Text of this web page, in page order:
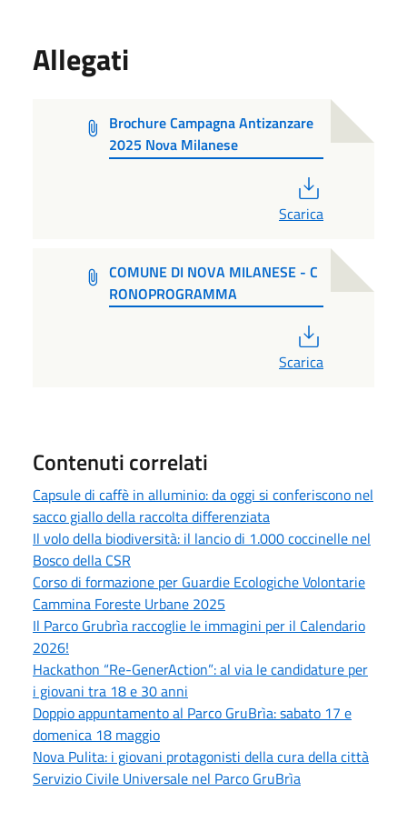
Allegati
Brochure Campagna Antizanzare
2025 Nova Milanese
Scarica
COMUNE DI NOVA MILANESE - C
RONOPROGRAMMA
Scarica
Contenuti correlati
Capsule di caffè in alluminio: da oggi si conferiscono nel
sacco giallo della raccolta differenziata
Il volo della biodiversità: il lancio di 1.000 coccinelle nel
Bosco della CSR
Corso di formazione per Guardie Ecologiche Volontarie
Cammina Foreste Urbane 2025
Il Parco Grubrìa raccoglie le immagini per il Calendario
2026!
Hackathon “Re-GenerAction”: al via le candidature per
i giovani tra 18 e 30 anni
Doppio appuntamento al Parco GruBrìa: sabato 17 e
domenica 18 maggio
Nova Pulita: i giovani protagonisti della cura della città
Servizio Civile Universale nel Parco GruBrìa